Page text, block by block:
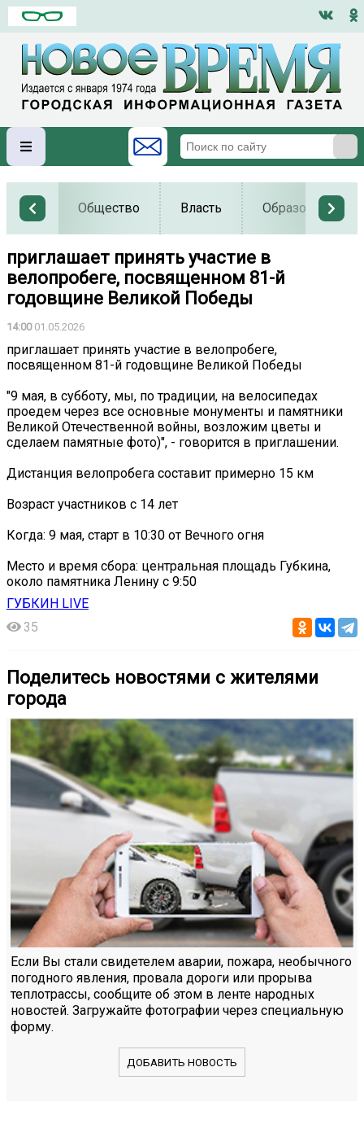
Общество Власть Образование
приглашает принять участие в
велопробеге, посвященном 81-й
годовщине Великой Победы
14:0001.05.2026
приглашает принять участие в велопробеге,
посвященном 81-й годовщине Великой Победы
"9 мая, в субботу, мы, по традиции, на велосипедах
проедем через все основные монументы и памятники
Великой Отечественной войны, возложим цветы и
сделаем памятные фото)", - говорится в приглашении.
Дистанция велопробега составит примерно 15 км
Возраст участников с 14 лет
Когда: 9 мая, старт в 10:30 от Вечного огня
Место и время сбора: центральная площадь Губкина,
около памятника Ленину с 9:50
ГУБКИН LIVE
35
Поделитесь новостями с жителями
города
Если Вы стали свидетелем аварии, пожара, необычного
погодного явления, провала дороги или прорыва
теплотрассы, сообщите об этом в ленте народных
новостей. Загружайте фотографии через специальную
форму.
ДОБАВИТЬ НОВОСТЬ